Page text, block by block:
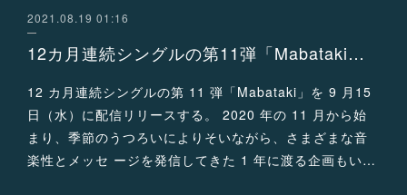
2021.08.19 01:16
12カ月連続シングルの第11弾「Mabataki」を 9月15日（水）にリリース！
12 カ月連続シングルの第 11 弾「Mabataki」を 9 月15
日（水）に配信リリースする。 2020 年の 11 月から始
まり、季節のうつろいによりそいながら、さまざまな音
楽性とメッセ ージを発信してきた 1 年に渡る企画もい…